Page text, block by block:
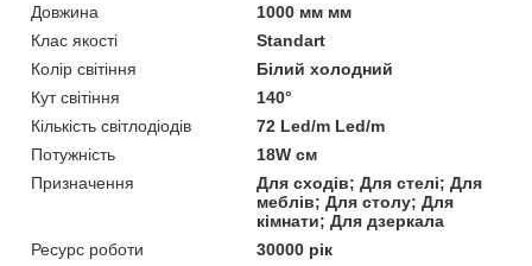
Довжина
1000 мм мм
Клас якості
Standart
Колір світіння
Білий холодний
Кут світіння
140°
Кількість світлодіодів
72 Led/m Led/m
Потужність
18W см
Призначення
Для сходів; Для стелі; Для
меблів; Для столу; Для
кімнати; Для дзеркала
Ресурс роботи
30000 рік